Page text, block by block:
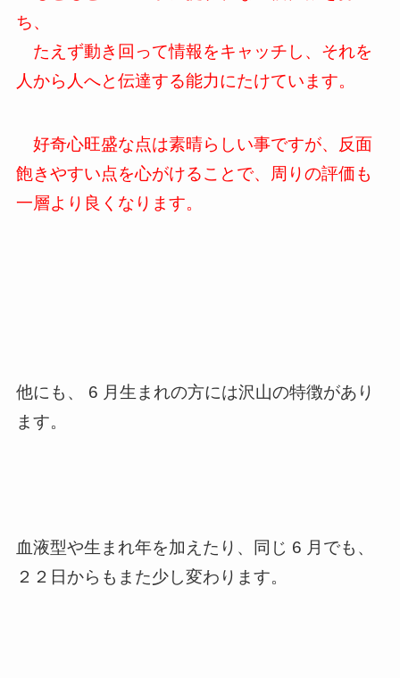
ち、
たえず動き回って情報をキャッチし、それを
人から人へと伝達する能力にたけています。
好奇心旺盛な点は素晴らしい事ですが、反面
飽きやすい点を心がけることで、周りの評価も
一層より良くなります。
他にも、 6 月生まれの方には沢山の特徴があり
ます。
血液型や生まれ年を加えたり、同じ 6 月でも、
２２日からもまた少し変わります。